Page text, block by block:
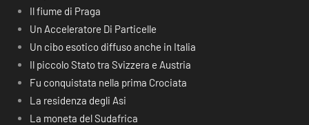
Il fiume di Praga
Un Acceleratore Di Particelle
Un cibo esotico diffuso anche in Italia
Il piccolo Stato tra Svizzera e Austria
Fu conquistata nella prima Crociata
La residenza degli Asi
La moneta del Sudafrica